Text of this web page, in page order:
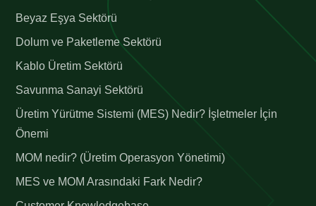
Beyaz Eşya Sektörü
Dolum ve Paketleme Sektörü
Kablo Üretim Sektörü
Savunma Sanayi Sektörü
Üretim Yürütme Sistemi (MES) Nedir? İşletmeler İçin
Önemi
MOM nedir? (Üretim Operasyon Yönetimi)
MES ve MOM Arasındaki Fark Nedir?